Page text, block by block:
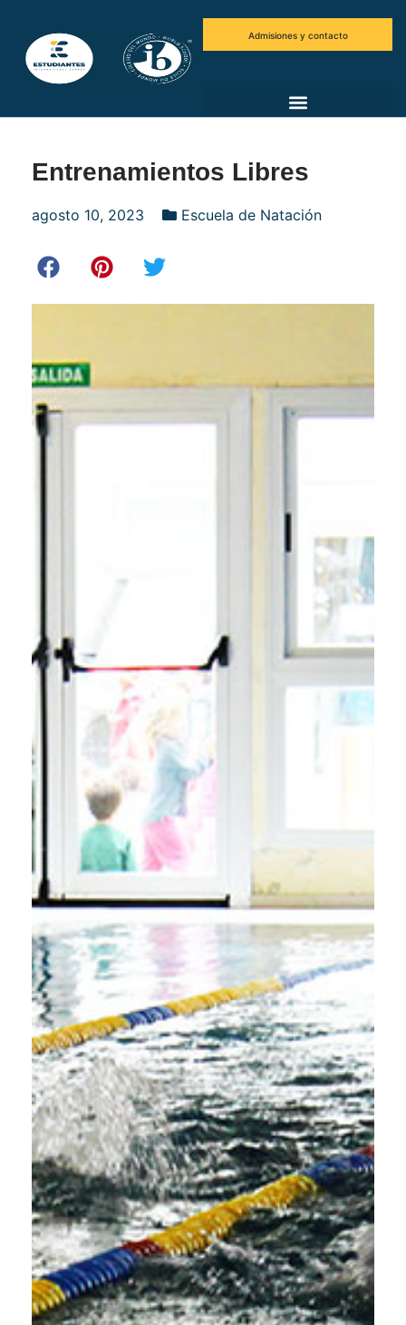
Admisiones y contacto
Entrenamientos Libres
agosto 10, 2023 Escuela de Natación